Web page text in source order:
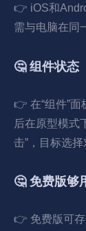
👉 iOS和
需与电脑在同
🤔 组件状态
👉 在“组件”
后在原型模式
击”，目标选择
🤔 免费版够
👉 免费版可